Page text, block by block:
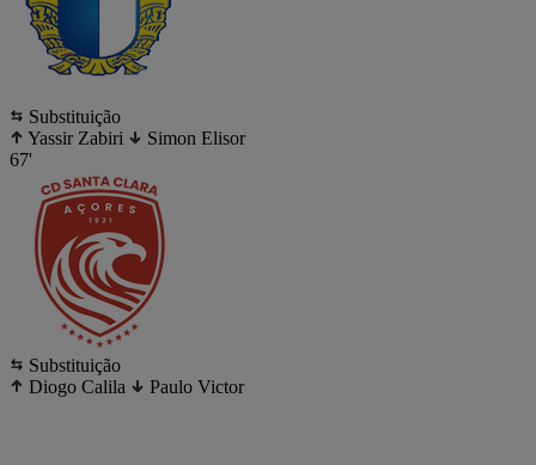
Substituição
Yassir Zabiri
Simon Elisor
67'
Substituição
Diogo Calila
Paulo Victor